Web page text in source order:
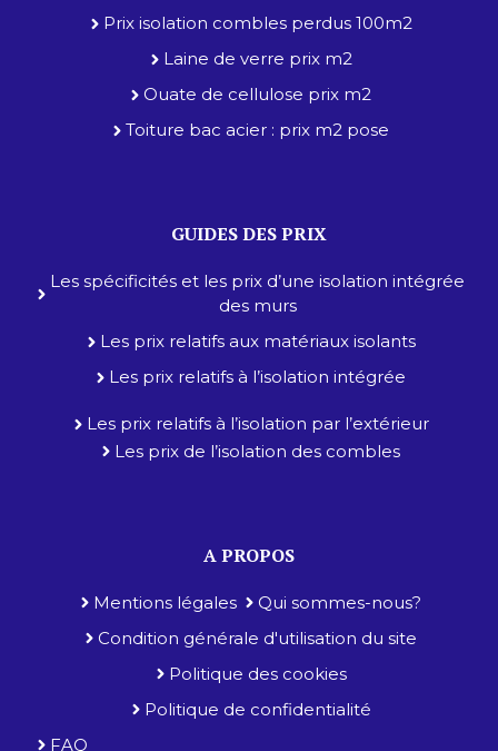
Prix isolation combles perdus 100m2
Laine de verre prix m2
Ouate de cellulose prix m2
Toiture bac acier : prix m2 pose
GUIDES DES PRIX
Les spécificités et les prix d’une isolation intégrée
des murs
Les prix relatifs aux matériaux isolants
Les prix relatifs à l’isolation intégrée
Les prix relatifs à l’isolation par l’extérieur
Les prix de l’isolation des combles
A PROPOS
Mentions légales
Qui sommes-nous?
Condition générale d'utilisation du site
Politique des cookies
Politique de confidentialité
FAQ